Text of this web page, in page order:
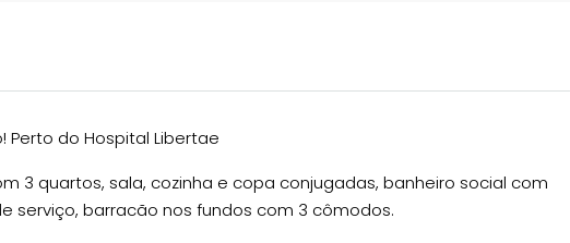
do Hospital Libertae
3 quartos, sala, cozinha e copa conjugadas, banheiro social com
serviço, barracão nos fundos com 3 cômodos.